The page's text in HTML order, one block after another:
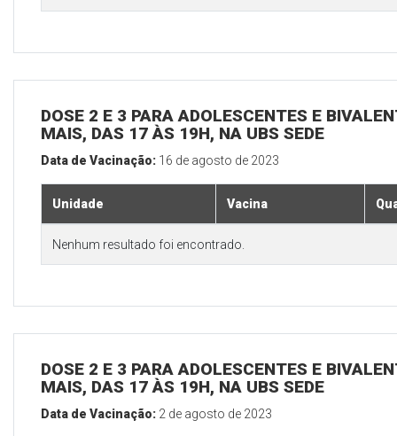
DOSE 2 E 3 PARA ADOLESCENTES E
MAIS, DAS 17 ÀS 19H, NA UBS SEDE
Data de Vacinação: 16 de agosto de 2023
Unidade Vacina
Nenhum resultado foi encontrado.
DOSE 2 E 3 PARA ADOLESCENTES E
MAIS, DAS 17 ÀS 19H, NA UBS SEDE
Data de Vacinação: 2 de agosto de 2023